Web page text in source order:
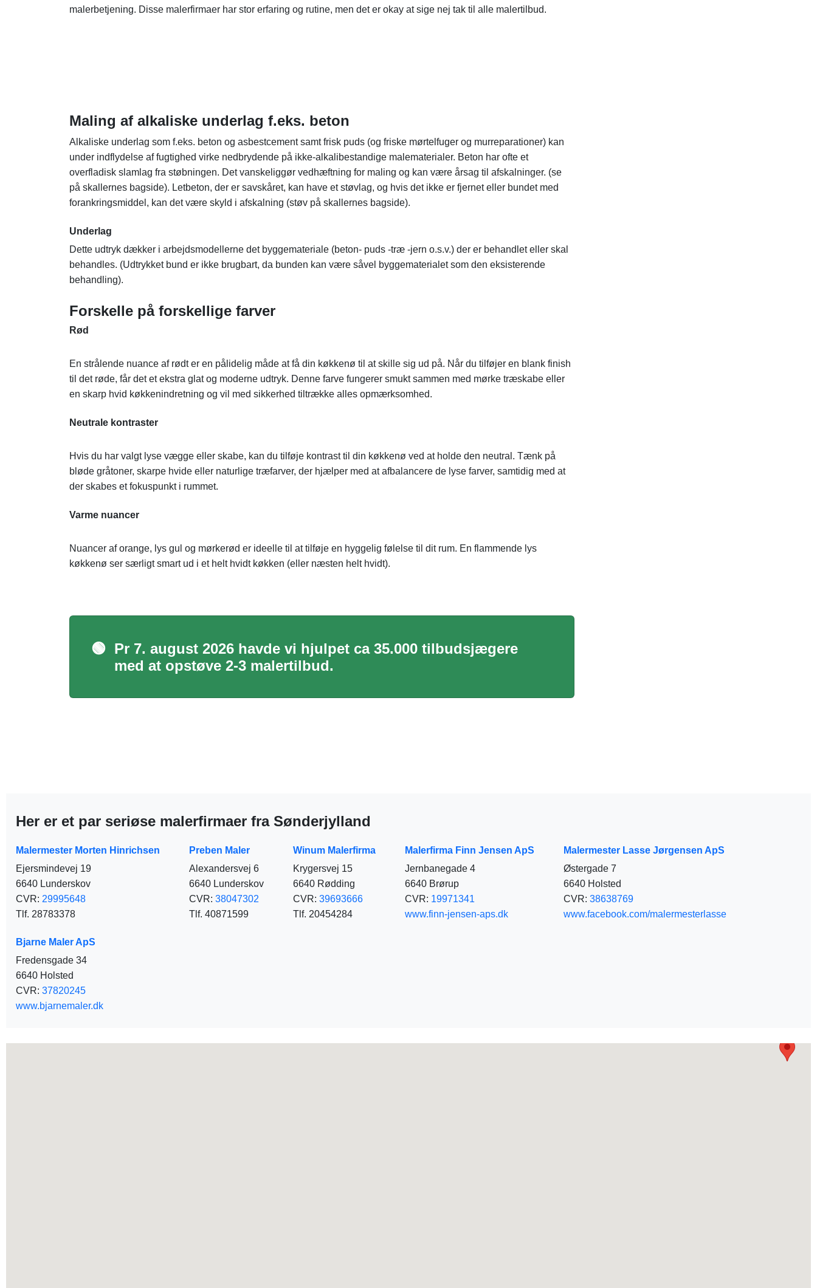
malerbetjening. Disse malerfirmaer har stor erfaring og rutine, men det er okay at sige nej tak til alle malertilbud.
Maling af alkaliske underlag f.eks. beton
Alkaliske underlag som f.eks. beton og asbestcement samt frisk puds (og friske mørtelfuger og murreparationer) kan
under indflydelse af fugtighed virke nedbrydende på ikke-alkalibestandige malematerialer. Beton har ofte et
overfladisk slamlag fra støbningen. Det vanskeliggør vedhæftning for maling og kan være årsag til afskalninger. (se
på skallernes bagside). Letbeton, der er savskåret, kan have et støvlag, og hvis det ikke er fjernet eller bundet med
forankringsmiddel, kan det være skyld i afskalning (støv på skallernes bagside).
Underlag
Dette udtryk dækker i arbejdsmodellerne det byggemateriale (beton- puds -træ -jern o.s.v.) der er behandlet eller skal
behandles. (Udtrykket bund er ikke brugbart, da bunden kan være såvel byggematerialet som den eksisterende
behandling).
Forskelle på forskellige farver
Rød
En strålende nuance af rødt er en pålidelig måde at få din køkkenø til at skille sig ud på. Når du tilføjer en blank finish
til det røde, får det et ekstra glat og moderne udtryk. Denne farve fungerer smukt sammen med mørke træskabe eller
en skarp hvid køkkenindretning og vil med sikkerhed tiltrække alles opmærksomhed.
Neutrale kontraster
Hvis du har valgt lyse vægge eller skabe, kan du tilføje kontrast til din køkkenø ved at holde den neutral. Tænk på
bløde gråtoner, skarpe hvide eller naturlige træfarver, der hjælper med at afbalancere de lyse farver, samtidig med at
der skabes et fokuspunkt i rummet.
Varme nuancer
Nuancer af orange, lys gul og mørkerød er ideelle til at tilføje en hyggelig følelse til dit rum. En flammende lys
køkkenø ser særligt smart ud i et helt hvidt køkken (eller næsten helt hvidt).
🟢 Pr 7. august 2026 havde vi hjulpet ca 35.000 tilbudsjægere
med at opstøve 2-3 malertilbud.
Her er et par seriøse malerfirmaer fra Sønderjylland
Malermester Morten Hinrichsen
Ejersmindevej 19
6640 Lunderskov
CVR: 29995648
Tlf. 28783378
Preben Maler
Alexandersvej 6
6640 Lunderskov
CVR: 38047302
Tlf. 40871599
Winum Malerfirma
Krygersvej 15
6640 Rødding
CVR: 39693666
Tlf. 20454284
Malerfirma Finn Jensen ApS
Jernbanegade 4
6640 Brørup
CVR: 19971341
www.finn-jensen-aps.dk
Malermester Lasse Jørgensen ApS
Østergade 7
6640 Holsted
CVR: 38638769
www.facebook.com/malermesterlasse
Bjarne Maler ApS
Fredensgade 34
6640 Holsted
CVR: 37820245
www.bjarnemaler.dk